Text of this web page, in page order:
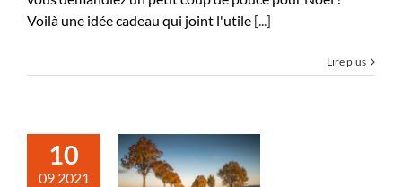
Voilà une idée cadeau qui joint l'utile [...]
Lire plus
10
09 2021